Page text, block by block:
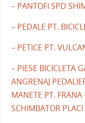
– PANTOFI SPD
– PEDALE PT.
– PETICE PT.
– PIESE BICICLETA
ANGRENAJ
MANETE PT. FRANA
SCHIMBATOR PLACI